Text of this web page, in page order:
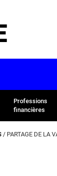
Professions
financières
/ PARTAGE DE LA